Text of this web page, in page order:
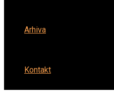
Arhiva
Kontakt